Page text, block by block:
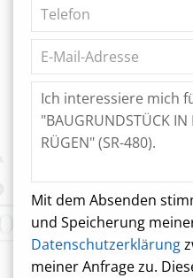
Mit dem Absenden
und Speicherung
Datenschutzerklärung
meiner Anfrage zu.